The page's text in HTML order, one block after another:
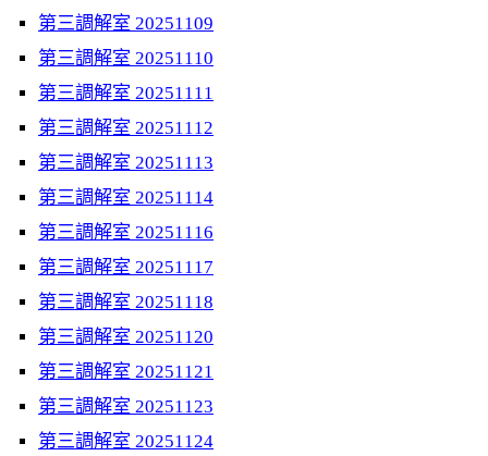
第三調解室 20251109
第三調解室 20251110
第三調解室 20251111
第三調解室 20251112
第三調解室 20251113
第三調解室 20251114
第三調解室 20251116
第三調解室 20251117
第三調解室 20251118
第三調解室 20251120
第三調解室 20251121
第三調解室 20251123
第三調解室 20251124